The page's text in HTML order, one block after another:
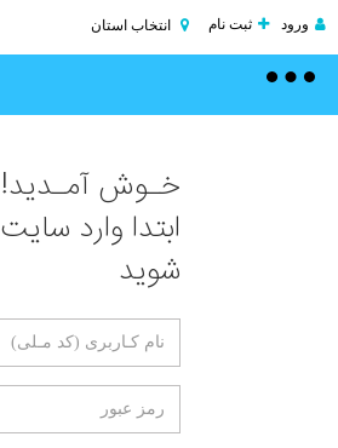
ورود ثبت نام انتخاب استان
Toggle
خـوش آمـدید!
ابتدا وارد سایت
شوید